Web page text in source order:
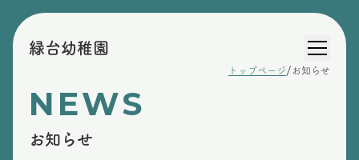
緑台幼稚園
トップページ/ お知らせ
NEWS
お知らせ